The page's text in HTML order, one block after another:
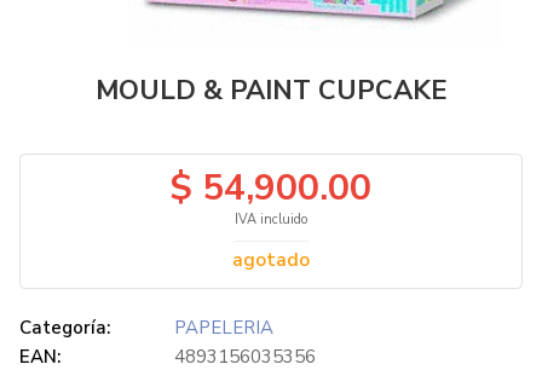
MOULD & PAINT CUPCAKE
$ 54,900.00
IVA incluido
agotado
Categoría:
PAPELERIA
EAN:
4893156035356